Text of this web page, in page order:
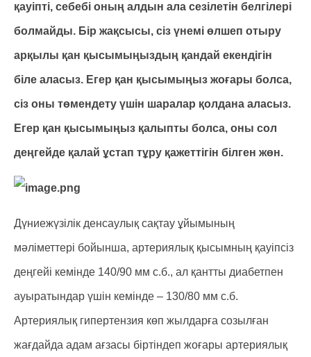
қауіпті, себебі оның алдын ала сезілетін белгілері
болмайды. Бір жақсысы, сіз үнемі өлшеп отыру
арқылы қан қысымыңыздың қандай екендігін
біле аласыз. Егер қан қысымыңыз жоғары болса,
сіз оны төмендету үшін шаралар қолдана аласыз.
Егер қан қысымыңыз қалыпты болса, оны сол
деңгейде қалай ұстап тұру қажеттігін білген жөн.
Дүниежүзілік денсаулық сақтау ұйымының
мәліметтері бойынша, артериялық қысымның қауіпсіз
деңгейі кемінде 140/90 мм с.б., ал қантты диабетпен
ауыратындар үшін кемінде – 130/80 мм с.б.
Артериялық гипертензия көп жылдарға созылған
жағдайда адам ағзасы біртіндеп жоғары артериялық